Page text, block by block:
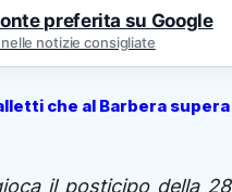
preferita su Google
notizie consigliate
che al Barbera
il posticipo della